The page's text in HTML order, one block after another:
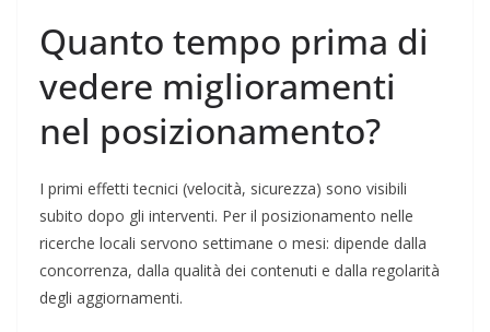
Quanto tempo prima di
vedere miglioramenti
nel posizionamento?
I primi effetti tecnici (velocità, sicurezza) sono visibili
subito dopo gli interventi. Per il posizionamento nelle
ricerche locali servono settimane o mesi: dipende dalla
concorrenza, dalla qualità dei contenuti e dalla regolarità
degli aggiornamenti.